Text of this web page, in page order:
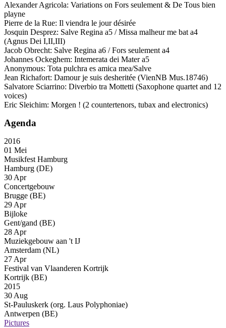
Alexander Agricola: Variations on Fors seulement & De Tous bien
playne
Pierre de la Rue: Il viendra le jour désirée
Josquin Desprez: Salve Regina a5 / Missa malheur me bat a4
(Agnus Dei I,II,III)
Jacob Obrecht: Salve Regina a6 / Fors seulement a4
Johannes Ockeghem: Intemerata dei Mater a5
Anonymous: Tota pulchra es amica mea/Salve
Jean Richafort: Damour je suis desheritée (VienNB Mus.18746)
Salvatore Sciarrino: Diverbio tra Mottetti (Saxophone quartet and 12
voices)
Eric Sleichim: Morgen ! (2 countertenors, tubax and electronics)
Agenda
2016
01 Mei
Musikfest Hamburg
Hamburg (DE)
30 Apr
Concertgebouw
Brugge (BE)
29 Apr
Bijloke
Gent/gand (BE)
28 Apr
Muziekgebouw aan 't IJ
Amsterdam (NL)
27 Apr
Festival van Vlaanderen Kortrijk
Kortrijk (BE)
2015
30 Aug
St-Pauluskerk (org. Laus Polyphoniae)
Antwerpen (BE)
Pictures